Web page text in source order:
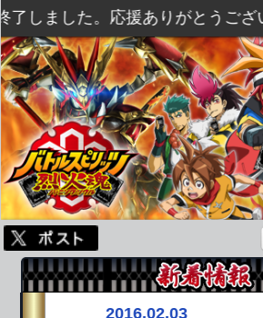
しました。応援ありがとうございました！
ダ...
2016.02.03
バトスピ界放祭 関東エリア大会がいよ
いよ...